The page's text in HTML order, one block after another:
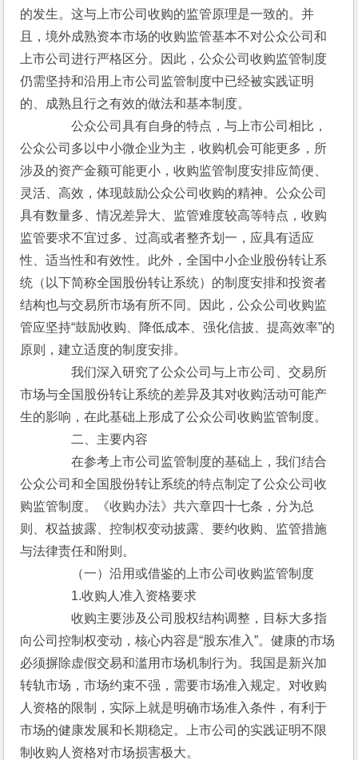
的发生。这与上市公司收购的监管原理是一致的。并
且，境外成熟资本市场的收购监管基本不对公众公司和
上市公司进行严格区分。因此，公众公司收购监管制度
仍需坚持和沿用上市公司监管制度中已经被实践证明
的、成熟且行之有效的做法和基本制度。
公众公司具有自身的特点，与上市公司相比，
公众公司多以中小微企业为主，收购机会可能更多，所
涉及的资产金额可能更小，收购监管制度安排应简便、
灵活、高效，体现鼓励公众公司收购的精神。公众公司
具有数量多、情况差异大、监管难度较高等特点，收购
监管要求不宜过多、过高或者整齐划一，应具有适应
性、适当性和有效性。此外，全国中小企业股份转让系
统（以下简称全国股份转让系统）的制度安排和投资者
结构也与交易所市场有所不同。因此，公众公司收购监
管应坚持“鼓励收购、降低成本、强化信披、提高效率”的
原则，建立适度的制度安排。
我们深入研究了公众公司与上市公司、交易所
市场与全国股份转让系统的差异及其对收购活动可能产
生的影响，在此基础上形成了公众公司收购监管制度。
二、主要内容
在参考上市公司监管制度的基础上，我们结合
公众公司和全国股份转让系统的特点制定了公众公司收
购监管制度。《收购办法》共六章四十七条，分为总
则、权益披露、控制权变动披露、要约收购、监管措施
与法律责任和附则。
（一）沿用或借鉴的上市公司收购监管制度
1.收购人准入资格要求
收购主要涉及公司股权结构调整，目标大多指
向公司控制权变动，核心内容是“股东准入”。健康的市场
必须摒除虚假交易和滥用市场机制行为。我国是新兴加
转轨市场，市场约束不强，需要市场准入规定。对收购
人资格的限制，实际上就是明确市场准入条件，有利于
市场的健康发展和长期稳定。上市公司的实践证明不限
制收购人资格对市场损害极大。